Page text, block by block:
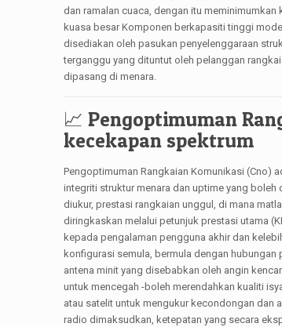
dan ramalan cuaca, dengan itu
kuasa besar Komponen berkapasiti tinggi
disediakan oleh pasukan penyelenggaraan
terganggu yang dituntut oleh pelanggan
dipasang di menara.
📈 Pengoptimuman
kecekapan spektrum
Pengoptimuman Rangkaian Komunikasi (Cno)
integriti struktur menara dan uptime yang
diukur, prestasi rangkaian unggul, di mana
diringkaskan melalui petunjuk prestasi utama
kepada pengalaman pengguna akhir dan
konfigurasi semula, bermula dengan hubungan
antena minit yang disebabkan oleh angin
untuk mencegah -boleh merendahkan kualiti
atau satelit untuk mengukur kecondongan dan
radio dimaksudkan, ketepatan yang secara